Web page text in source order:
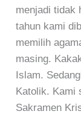
menjadi tidak
tahun kami
memilih
masing.
Islam.
Katolik. Kami
Sakramen